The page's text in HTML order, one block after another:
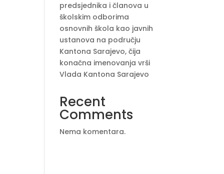
predsjednika i članova u
školskim odborima
osnovnih škola kao javnih
ustanova na području
Kantona Sarajevo, čija
konačna imenovanja vrši
Vlada Kantona Sarajevo
Recent
Comments
Nema komentara.